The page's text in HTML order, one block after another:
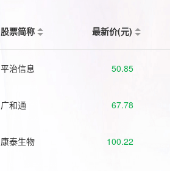
股票简称 最新价(元)
平治信息 50.85
广和通 67.78
康泰生物 100.22